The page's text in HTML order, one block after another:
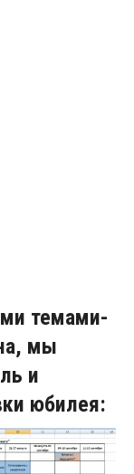
темами-
мы
и
юбилея: